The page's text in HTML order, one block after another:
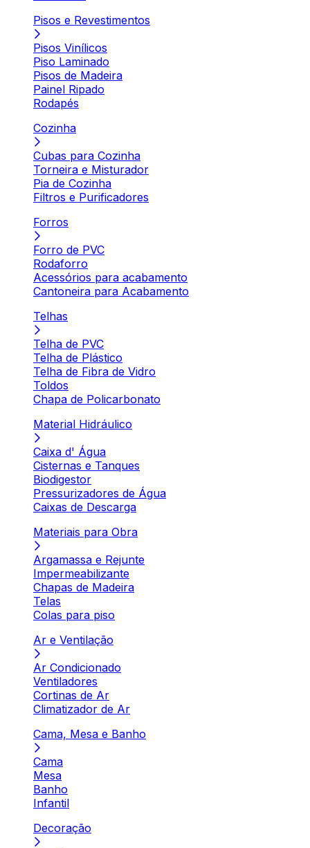
Pisos e Revestimentos
Pisos Vinílicos
Piso Laminado
Pisos de Madeira
Painel Ripado
Rodapés
Cozinha
Cubas para Cozinha
Torneira e Misturador
Pia de Cozinha
Filtros e Purificadores
Forros
Forro de PVC
Rodaforro
Acessórios para acabamento
Cantoneira para Acabamento
Telhas
Telha de PVC
Telha de Plástico
Telha de Fibra de Vidro
Toldos
Chapa de Policarbonato
Material Hidráulico
Caixa d' Água
Cisternas e Tanques
Biodigestor
Pressurizadores de Água
Caixas de Descarga
Materiais para Obra
Argamassa e Rejunte
Impermeabilizante
Chapas de Madeira
Telas
Colas para piso
Ar e Ventilação
Ar Condicionado
Ventiladores
Cortinas de Ar
Climatizador de Ar
Cama, Mesa e Banho
Cama
Mesa
Banho
Infantil
Decoração